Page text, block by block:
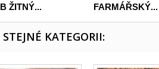
ŽITNÝ... FARMÁŘSKÝ...
KATEGORII: